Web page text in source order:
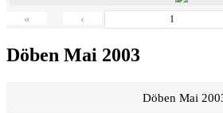
« ‹
Döben Mai 2003
Döben Mai